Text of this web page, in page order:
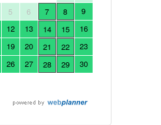
5 6 7 8
9
12 13 14 15
16
19 20 21 22
23
26 27 28 29
30